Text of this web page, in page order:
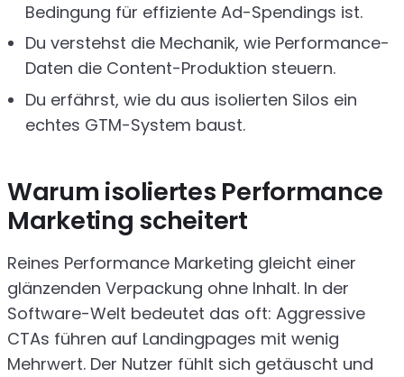
Bedingung für effiziente Ad-Spendings ist.
Du verstehst die Mechanik, wie Performance-
Daten die Content-Produktion steuern.
Du erfährst, wie du aus isolierten Silos ein
echtes GTM-System baust.
Warum isoliertes Performance
Marketing scheitert
Reines Performance Marketing gleicht einer
glänzenden Verpackung ohne Inhalt. In der
Software-Welt bedeutet das oft: Aggressive
CTAs führen auf Landingpages mit wenig
Mehrwert. Der Nutzer fühlt sich getäuscht und